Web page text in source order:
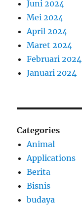
Juni 2024
Mei 2024
April 2024
Maret 2024
Februari 2024
Januari 2024
Categories
Animal
Applications
Berita
Bisnis
budaya